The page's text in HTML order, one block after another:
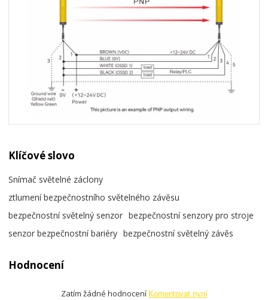
Klíčové slovo
Snímač světelné záclony
ztlumení bezpečnostního světelného závěsu
bezpečnostní světelný senzor bezpečnostní senzory pro stroje
senzor bezpečnostní bariéry bezpečnostní světelný závěs
Hodnocení
Zatím žádné hodnocení Komentovat nyní